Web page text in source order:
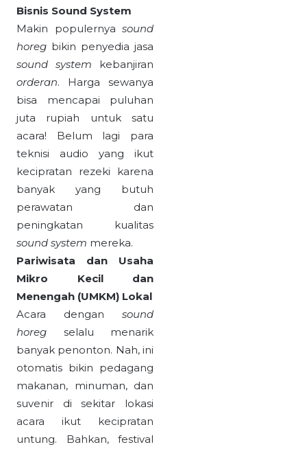
Bisnis Sound System
Makin populernya sound
horeg bikin penyedia jasa
sound system kebanjiran
orderan. Harga sewanya
bisa mencapai puluhan
juta rupiah untuk satu
acara! Belum lagi para
teknisi audio yang ikut
kecipratan rezeki karena
banyak yang butuh
perawatan dan
peningkatan kualitas
sound system mereka.
Pariwisata dan Usaha
Mikro Kecil dan
Menengah (UMKM) Lokal
Acara dengan sound
horeg selalu menarik
banyak penonton. Nah, ini
otomatis bikin pedagang
makanan, minuman, dan
suvenir di sekitar lokasi
acara ikut kecipratan
untung. Bahkan, festival